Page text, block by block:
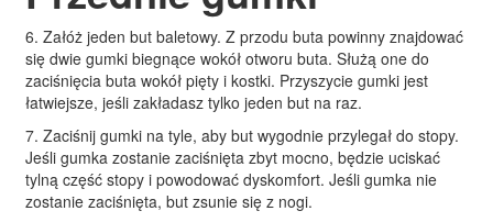
6. Załóż jeden but baletowy. Z przodu buta powinny znajdować
się dwie gumki biegnące wokół otworu buta. Służą one do
zaciśnięcia buta wokół pięty i kostki. Przyszycie gumki jest
łatwiejsze, jeśli zakładasz tylko jeden but na raz.
7. Zaciśnij gumki na tyle, aby but wygodnie przylegał do stopy.
Jeśli gumka zostanie zaciśnięta zbyt mocno, będzie uciskać
tylną część stopy i powodować dyskomfort. Jeśli gumka nie
zostanie zaciśnięta, but zsunie się z nogi.